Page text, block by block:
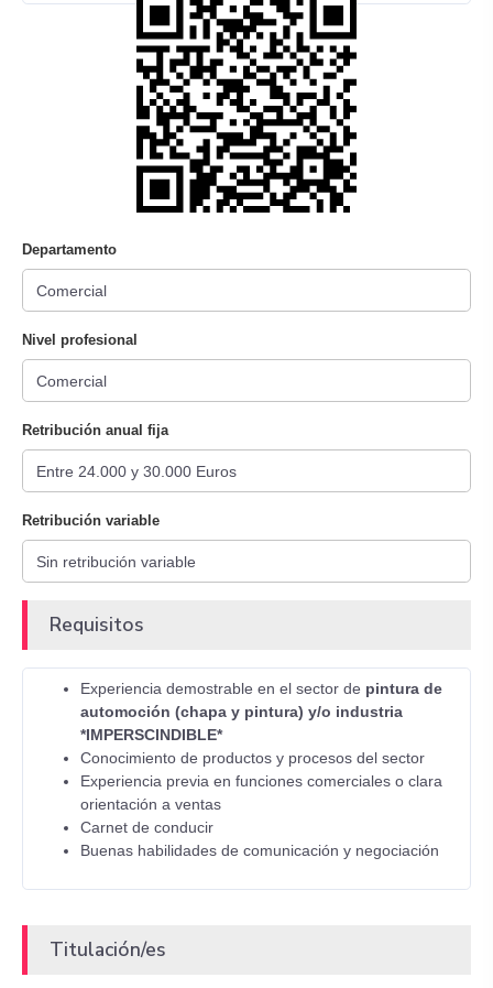
Departamento
Nivel profesional
Retribución anual fija
Retribución variable
Requisitos
Experiencia demostrable en el sector de pintura de
automoción (chapa y pintura) y/o industria
*IMPERSCINDIBLE*
Conocimiento de productos y procesos del sector
Experiencia previa en funciones comerciales o clara
orientación a ventas
Carnet de conducir
Buenas habilidades de comunicación y negociación
Titulación/es